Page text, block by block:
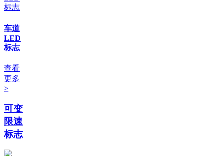
车道
LED
标志
查看
更多
>
可变
限速
标志